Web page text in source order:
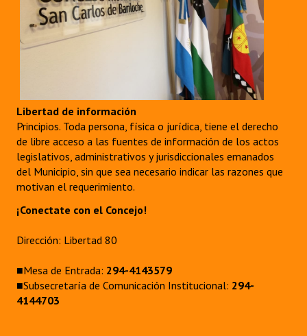
Libertad de información
Principios. Toda persona, física o jurídica, tiene el derecho
de libre acceso a las fuentes de información de los actos
legislativos, administrativos y jurisdiccionales emanados
del Municipio, sin que sea necesario indicar las razones que
motivan el requerimiento.
¡Conectate con el Concejo!
Dirección: Libertad 80
■Mesa de Entrada: 294-4143579
■Subsecretaría de Comunicación Institucional: 294-
4144703